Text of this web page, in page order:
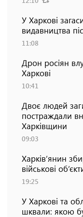
У Харкові
видавництва
11:08
Дрон росіян
Харкові
10:41
Двоє людей
постраждали
Харківщини
09:03
Харків’янин
військові
19:25
У Харкові та
шквали: якою